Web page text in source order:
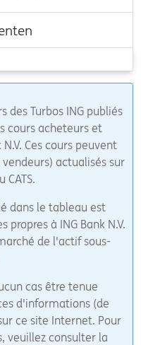
des Turbos ING publiés
cours acheteurs et
Ces cours peuvent
actualisés sur
CATS.
dans le tableau est
à ING Bank N.V.
de l'actif sous-
cas être tenue
d'informations (de
ce site Internet. Pour
veuillez consulter la